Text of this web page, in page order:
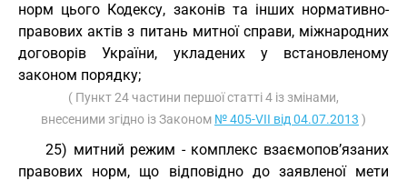
норм цього Кодексу, законів та інших нормативно-
правових актів з питань митної справи, міжнародних
договорів України, укладених у встановленому
законом порядку;
( Пункт 24 частини першої статті 4 із змінами,
внесеними згідно із Законом № 405-VII від 04.07.2013 )
25) митний режим - комплекс взаємопов’язаних
правових норм, що відповідно до заявленої мети